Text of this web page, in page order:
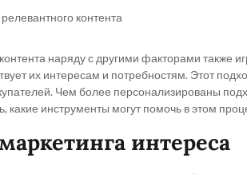
контента
наряду с другими факторами также
их интересам и потребностям. Этот
Чем более персонализированы
какие инструменты могут помочь в этом
интереса